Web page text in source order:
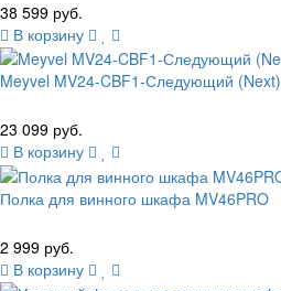
38 599 руб.
В корзину
Meyvel MV24-CBF1-Следующий (Next)
23 099 руб.
В корзину
Полка для винного шкафа MV46PRO
2 999 руб.
В корзину